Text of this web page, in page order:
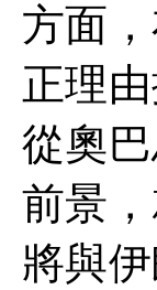
方面
正理
從奧
前景
將與